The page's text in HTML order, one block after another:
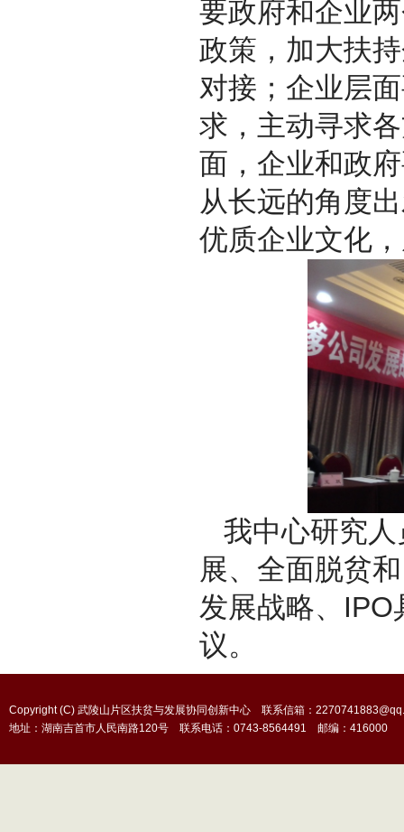
要政府和企业
政策，加大扶
对接；企业层
求，主动寻求
面，企业和政
从长远的角度
优质企业文化
我中心研究人
展、全面脱贫
发展战略、
议。
Copyright (C) 武陵山片区扶贫与发展协同创新中心 联系信箱：
地址：湖南吉首市人民南路120号 联系电话：0743-8564491 邮编：416000